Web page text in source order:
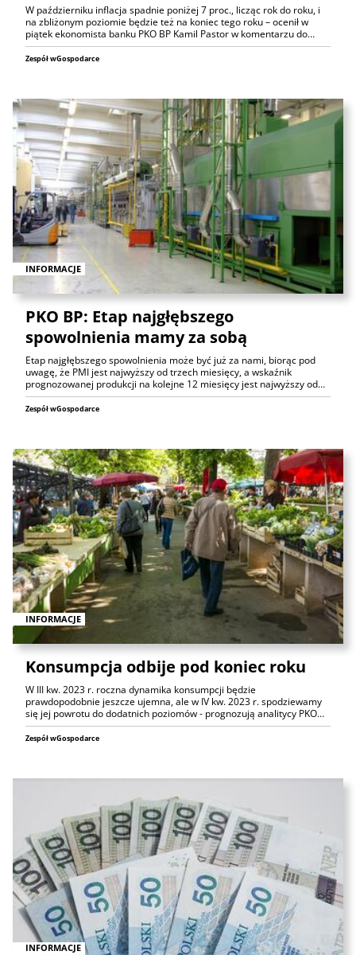
W październiku inflacja spadnie poniżej 7 proc., licząc rok do roku, i
na zbliżonym poziomie będzie też na koniec tego roku – ocenił w
piątek ekonomista banku PKO BP Kamil Pastor w komentarzu do…
Zespół wGospodarce
INFORMACJE
PKO BP: Etap najgłębszego
spowolnienia mamy za sobą
Etap najgłębszego spowolnienia może być już za nami, biorąc pod
uwagę, że PMI jest najwyższy od trzech miesięcy, a wskaźnik
prognozowanej produkcji na kolejne 12 miesięcy jest najwyższy od…
Zespół wGospodarce
INFORMACJE
Konsumpcja odbije pod koniec roku
W III kw. 2023 r. roczna dynamika konsumpcji będzie
prawdopodobnie jeszcze ujemna, ale w IV kw. 2023 r. spodziewamy
się jej powrotu do dodatnich poziomów - prognozują analitycy PKO…
Zespół wGospodarce
INFORMACJE